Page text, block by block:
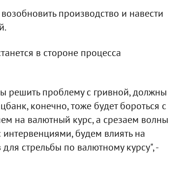
производство и навести
в стороне процесса
решить проблему с гривной, должны
конечно, тоже будет бороться с
на валютный курс, а срезаем волны
будем влиять на
стрельбы по валютному курсу", -